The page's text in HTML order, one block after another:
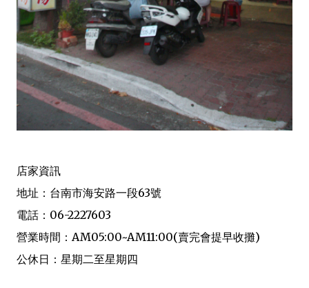
店家資訊
地址：台南市海安路一段63號
電話：06-2227603
營業時間：AM05:00~AM11:00(賣完會提早收攤)
公休日：星期二至星期四